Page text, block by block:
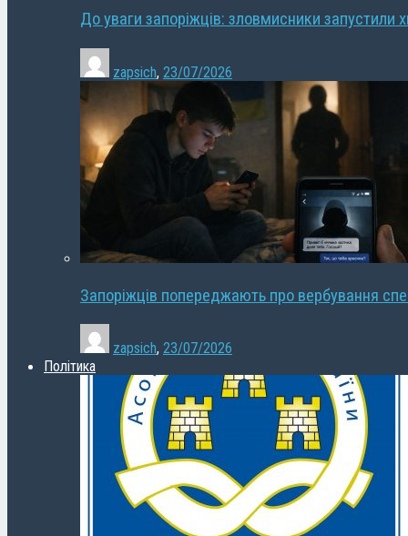
До уваги запоріжців: зловмисники запустили
zapsich, 23/07/2026
Запоріжців попереджають про вербування
zapsich, 23/07/2026
Політика